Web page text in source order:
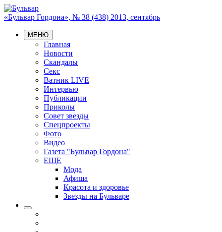
«Бульвар Гордона», № 38 (438) 2013, сентябрь
МЕНЮ
Главная
Новости
Скандалы
Секс
Ватник LIVE
Интервью
Публикации
Приколы
Совет звезды
Спецпроекты
Фото
Видео
Газета "Бульвар Гордона"
ЕЩЕ
Мода
Афиша
Красота и здоровье
Звезды на Бульваре